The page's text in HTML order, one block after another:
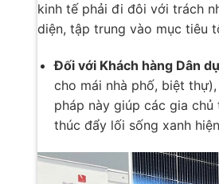
kinh tế phải đi đôi với trách
diện, tập trung vào mục tiêu
Đối với Khách hàng Dân
cho mái nhà phố, biệt
pháp này giúp các gia
thúc đẩy lối sống xanh